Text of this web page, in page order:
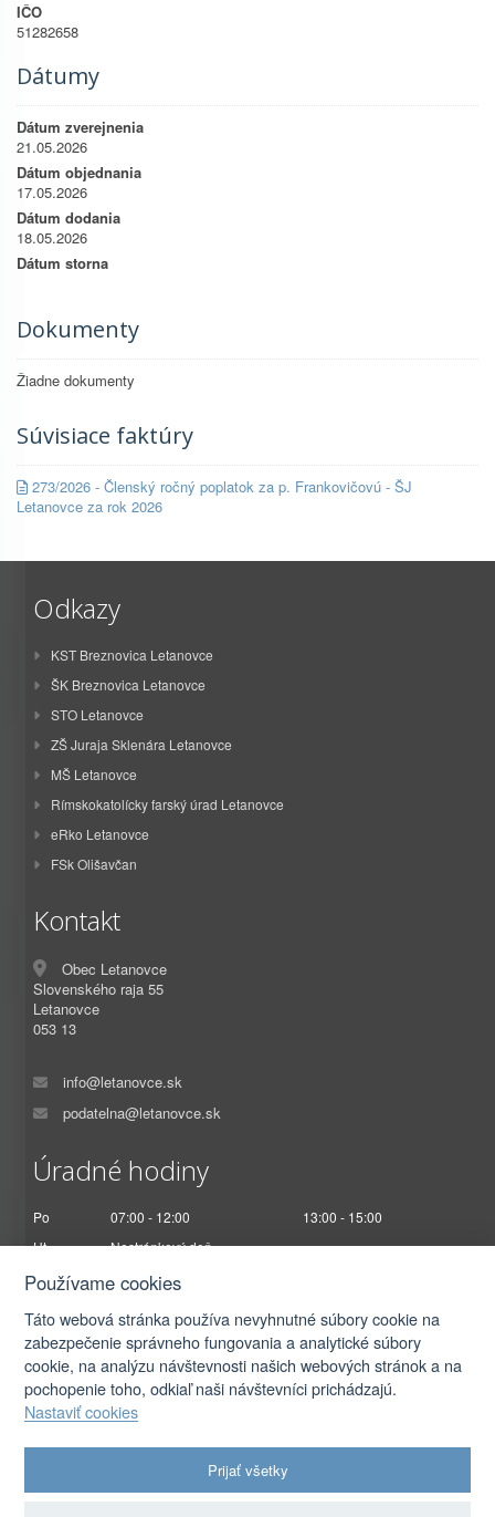
IČO
51282658
Dátumy
Dátum zverejnenia
21.05.2026
Dátum objednania
17.05.2026
Dátum dodania
18.05.2026
Dátum storna
Dokumenty
Žiadne dokumenty
Súvisiace faktúry
273/2026 - Členský ročný poplatok za p. Frankovičovú - ŠJ
Letanovce za rok 2026
Odkazy
KST Breznovica Letanovce
ŠK Breznovica Letanovce
STO Letanovce
ZŠ Juraja Sklenára Letanovce
MŠ Letanovce
Rímskokatolícky farský úrad Letanovce
eRko Letanovce
FSk Olišavčan
Kontakt
Obec Letanovce
Slovenského raja 55
Letanovce
053 13
info@letanovce.sk
podatelna@letanovce.sk
Úradné hodiny
Po 07:00 - 12:00
13:00 - 15:00
Ut
Nestránkový deň
St
07:00 - 12:00
Pi
07:00 - 12:30
Ochrana osobných údajov|Prístupnosť
Používame cookies
Táto webová stránka používa nevyhnutné súbory cookie na
zabezpečenie správneho fungovania a analytické súbory
cookie, na analýzu návštevnosti našich webových stránok a na
pochopenie toho, odkiaľ naši návštevníci prichádzajú.
Nastaviť cookies
Prijať všetky